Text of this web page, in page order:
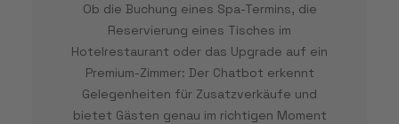
Ob die Buchung eines Spa-Termins, die
Reservierung eines Tisches im
Hotelrestaurant oder das Upgrade auf ein
Premium-Zimmer: Der Chatbot erkennt
Gelegenheiten für Zusatzverkäufe und
bietet Gästen genau im richtigen Moment